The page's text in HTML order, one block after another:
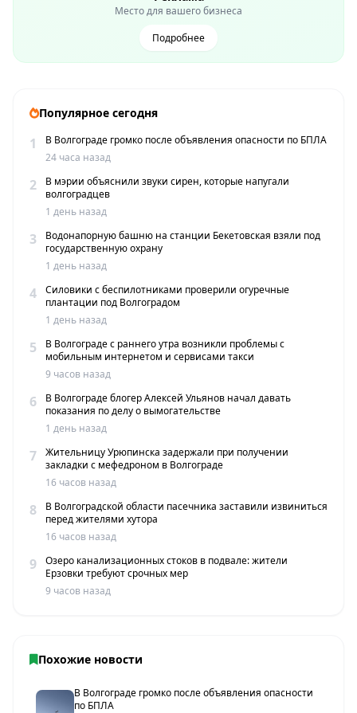
Место для вашего бизнеса
Подробнее
Популярное сегодня
1
В Волгограде громко после объявления опасности по БПЛА
24 часа назад
2
В мэрии объяснили звуки сирен, которые напугали
волгоградцев
1 день назад
3
Водонапорную башню на станции Бекетовская взяли под
государственную охрану
1 день назад
4
Силовики с беспилотниками проверили огуречные
плантации под Волгоградом
1 день назад
5
В Волгограде с раннего утра возникли проблемы с
мобильным интернетом и сервисами такси
9 часов назад
6
В Волгограде блогер Алексей Ульянов начал давать
показания по делу о вымогательстве
1 день назад
7
Жительницу Урюпинска задержали при получении
закладки с мефедроном в Волгограде
16 часов назад
8
В Волгоградской области пасечника заставили извиниться
перед жителями хутора
16 часов назад
9
Озеро канализационных стоков в подвале: жители
Ерзовки требуют срочных мер
9 часов назад
Похожие новости
В Волгограде громко после объявления опасности
по БПЛА